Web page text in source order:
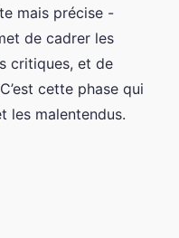
mais précise -
de cadrer les
critiques, et de
cette phase qui
les malentendus.